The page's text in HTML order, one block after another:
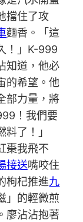
擋住了攻
麵香。「這
！」K-999
知道，他必
的希望。他
部力量，將
！我們要
了！」
棗我飛不
接送嘴咬住
枸杞推進九
」的輕微煎
廖沾沾抱著